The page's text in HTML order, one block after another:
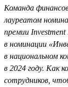
Команда
лауреатом
премии Investment
в номинации
в национальном
в 2024 году. Как
сотрудников,